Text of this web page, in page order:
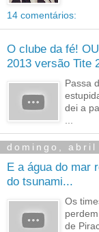
14 comentários:
O clube da fé!
2013 versão Tite
Passa
dei a
domingo, abril
E a água do mar
do tsunami...
Os
de